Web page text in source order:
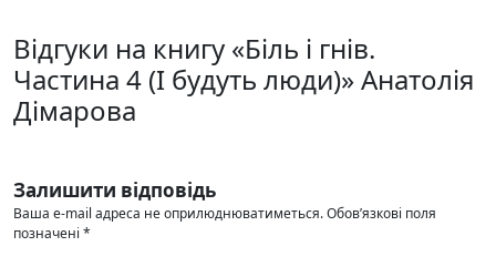
Відгуки на книгу «Біль і гнів.
Частина 4 (І будуть люди)» Анатолія
Дімарова
Залишити відповідь
Ваша e-mail адреса не оприлюднюватиметься.Обов’язкові поля
позначені *